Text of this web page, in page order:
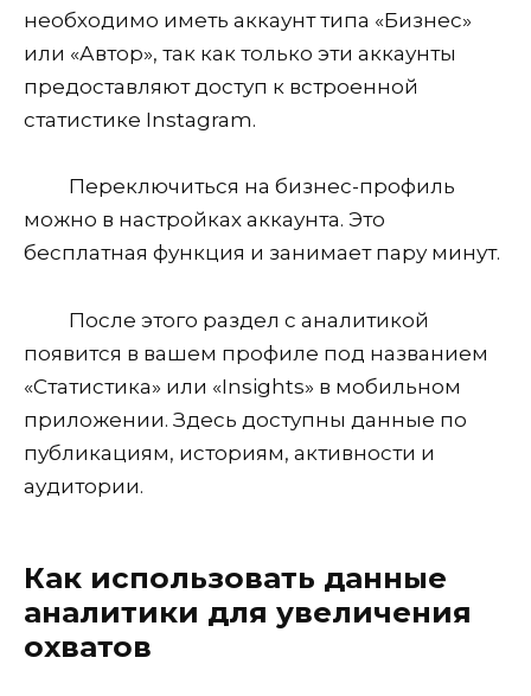
необходимо иметь аккаунт типа «Бизнес»
или «Автор», так как только эти аккаунты
предоставляют доступ к встроенной
статистике Instagram.
Переключиться на бизнес-профиль
можно в настройках аккаунта. Это
бесплатная функция и занимает пару минут.
После этого раздел с аналитикой
появится в вашем профиле под названием
«Статистика» или «Insights» в мобильном
приложении. Здесь доступны данные по
публикациям, историям, активности и
аудитории.
Как использовать данные
аналитики для увеличения
охватов